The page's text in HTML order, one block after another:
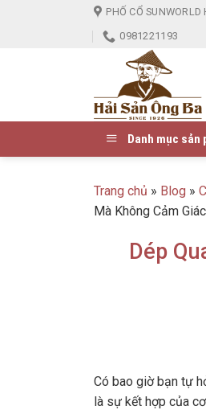
PHỐ CỔ
0981221193
Danh mục sản
Trang chủ » Blog »
Mà Không Cảm
Dép
Có bao giờ bạn tự
là sự kết hợp của